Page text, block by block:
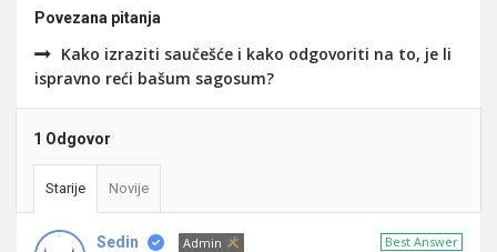
Povezana pitanja
Kako izraziti saučešće i kako odgovoriti na to, je li
ispravno reći bašum sagosum?
1 Odgovor
Starije Novije
Best Answer
Sedin
Admin